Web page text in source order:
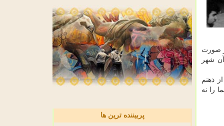
صورت
شهر
به یک باره این فکر از ذهنم
و اقتصاد سینما را نه
پربیننده ترین ها